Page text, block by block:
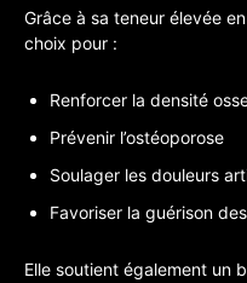
Grâce à sa teneur élevée
choix pour :
Renforcer la densité
Prévenir l’ostéoporose
Soulager les douleurs
Favoriser la guérison
Elle soutient également un